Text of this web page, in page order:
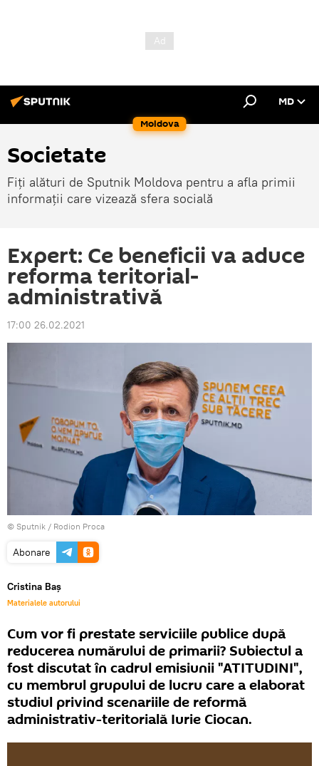
Moldova
MD
Societate
Fiți alături de Sputnik Moldova pentru a afla primii
informații care vizează sfera socială
Expert: Ce beneficii va aduce
reforma teritorial-
administrativă
17:00 26.02.2021
© Sputnik / Rodion Proca
Abonare
Cristina Baș
Materialele autorului
Cum vor fi prestate serviciile publice după
reducerea numărului de primarii? Subiectul a
fost discutat în cadrul emisiunii "ATITUDINI",
cu membrul grupului de lucru care a elaborat
studiul privind scenariile de reformă
administrativ-teritorială Iurie Ciocan.